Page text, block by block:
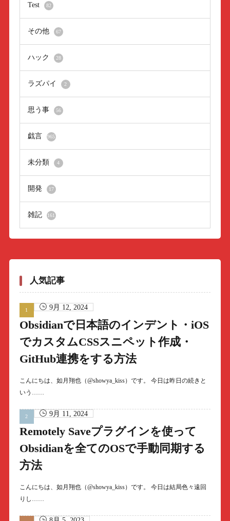
Test 82
その他 67
ハック 28
ラズパイ 2
思う事 56
戯言 965
未分類 4
開発 17
雑記 161
人気記事
9月 12, 2024
Obsidianで日本語のインデント・iOS
でカスタムCSSスニペット作成・
GitHub連携をする方法
こんにちは、如月翔也（@showya_kiss）です。 今日は昨日の続きと
いう……
9月 11, 2024
Remotely Saveプラグインを使って
Obsidianを全てのOSで手動同期する
方法
こんにちは、如月翔也（@showya_kiss）です。 今日は結局色々遠回
りし……